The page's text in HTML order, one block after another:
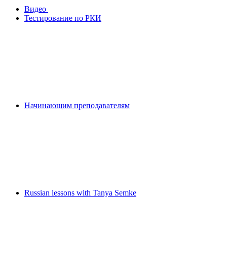
Видео
Тестирование по РКИ
Начинающим преподавателям
Russian lessons with Tanya Semke